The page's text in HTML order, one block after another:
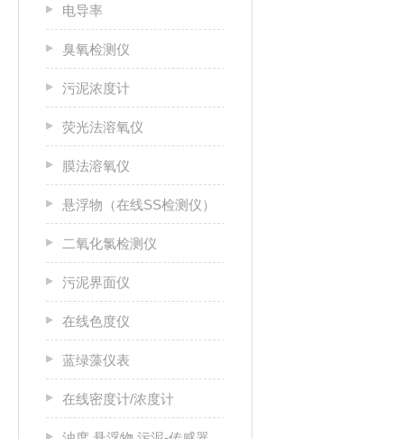
电导率
臭氧检测仪
污泥浓度计
荧光法溶氧仪
膜法溶氧仪
悬浮物（在线SS检测仪）
二氧化氯检测仪
污泥界面仪
在线色度仪
蓝绿藻仪表
在线密度计/浓度计